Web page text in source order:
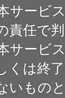
サービ
責任で
サービ
くは終
いもの